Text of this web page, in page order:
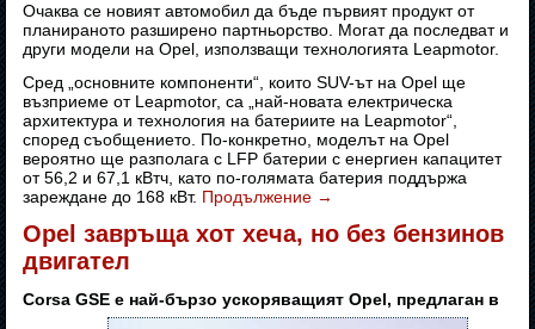
Очаква се новият автомобил да бъде първият продукт от
планираното разширено партньорство. Могат да последват и
други модели на Opel, използващи технологията Leapmotor.
Сред „основните компоненти“, които SUV-ът на Opel ще
възприеме от Leapmotor, са „най-новата електрическа
архитектура и технология на батериите на Leapmotor“,
според съобщението. По-конкретно, моделът на Opel
вероятно ще разполага с LFP батерии с енергиен капацитет
от 56,2 и 67,1 кВтч, като по-голямата батерия поддържа
зареждане до 168 кВт. Продължение →
Opel завръща хот хеча, но без бензинов
двигател
Corsa GSE е най-бързо ускоряващият Opel, предлаган в